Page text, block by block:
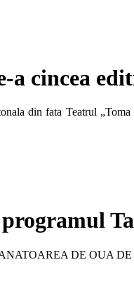
a cincea
din fata Teatrul „Toma
DE OUA